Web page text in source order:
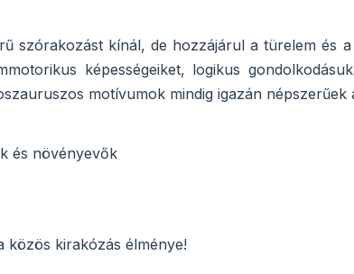
szórakozást kínál, de hozzájárul a türelem és
képességeiket, logikus
motívumok mindig igazán
és növényevők
közös kirakózás élménye!